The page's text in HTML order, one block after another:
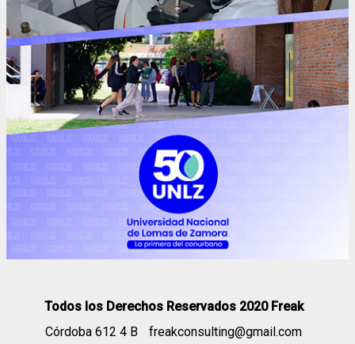
Todos los Derechos Reservados 2020 Freak
Córdoba 612 4 B
freakconsulting@gmail.com